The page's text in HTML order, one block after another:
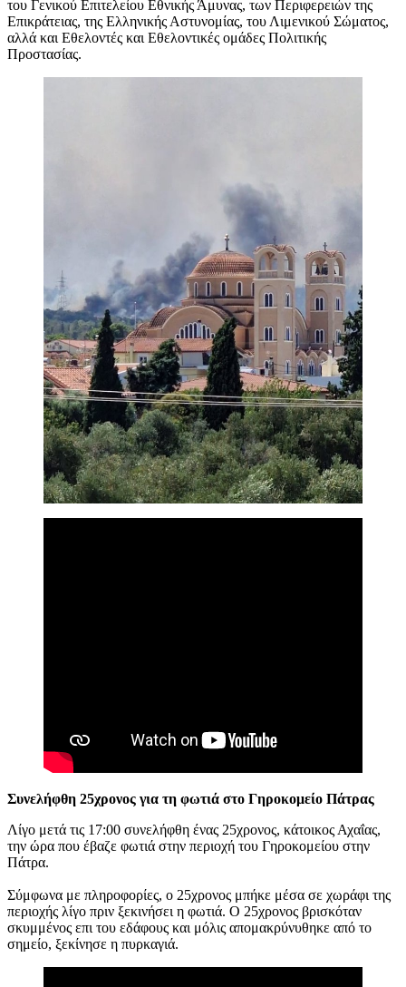
του Γενικού Επιτελείου Εθνικής Άμυνας, των Περιφερειών της
Επικράτειας, της Ελληνικής Αστυνομίας, του Λιμενικού Σώματος,
αλλά και Εθελοντές και Εθελοντικές ομάδες Πολιτικής
Προστασίας.
Συνελήφθη 25χρονος για τη φωτιά στο Γηροκομείο Πάτρας
Λίγο μετά τις 17:00 συνελήφθη ένας 25χρονος, κάτοικος Αχαΐας,
την ώρα που έβαζε φωτιά στην περιοχή του Γηροκομείου στην
Πάτρα.
Σύμφωνα με πληροφορίες, ο 25χρονος μπήκε μέσα σε χωράφι της
περιοχής λίγο πριν ξεκινήσει η φωτιά. Ο 25χρονος βρισκόταν
σκυμμένος επι του εδάφους και μόλις απομακρύνυθηκε από το
σημείο, ξεκίνησε η πυρκαγιά.